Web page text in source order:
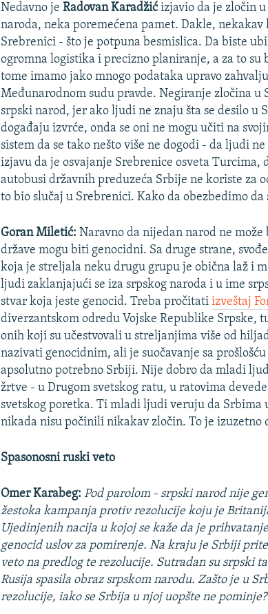
Nedavno jeRadovan Karadžićizjavio da je zločin
naroda, neka poremećena pamet. Dakle,
Srebrenici - što je potpuna besmislica. Da biste
ogromna logistika i precizno planiranje, a za to
tome imamo jako mnogo podataka upravo
Međunarodnom sudu pravde. Negiranje zločina u
srpski narod, jer ako ljudi ne znaju šta se desilo u
događaju izvrće, onda se oni ne mogu učiti na
sistem da se tako nešto više ne dogodi - da ljudi
izjavu da je osvajanje Srebrenice osveta Turcima,
autobusi državnih preduzeća Srbije ne koriste za
to bio slučaj u Srebrenici. Kako da obezbedimo da
Goran Miletić: Naravno da nijedan narod ne
države mogu biti genocidni. Sa druge strane,
koja je streljala neku drugu grupu je obična laž i
ljudi zaklanjajući se iza srpskog naroda i u ime
stvar koja jeste genocid. Treba pročitatiizveštaj
diverzantskom odredu Vojske Republike Srpske,
onih koji su učestvovali u streljanjima više od
nazivati genocidnim, ali je suočavanje sa
apsolutno potrebno Srbiji. Nije dobro da mladi
žrtve - u Drugom svetskog ratu, u ratovima
svetskog poretka. Ti mladi ljudi veruju da Srbima
nikada nisu počinili nikakav zločin. To je izuzetno
Spasonosni ruski veto
Omer Karabeg: Pod parolom - srpski narod nije
žestoka kampanja protiv rezolucije koju je
Ujedinjenih nacija u kojoj se kaže da je
genocid uslov za pomirenje. Na kraju je Srbiji
veto na predlog te rezolucije. Sutradan su srpski
Rusija spasila obraz srpskom narodu. Zašto je u
rezolucije, iako se Srbija u njoj uopšte ne pominje?